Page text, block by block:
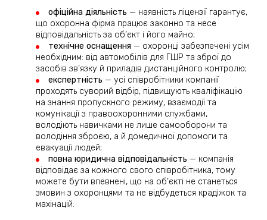
офіційна діяльність — наявність ліцензії гарантує,
що охоронна фірма працює законно та несе
відповідальність за об’єкт і його майно;
технічне оснащення — охоронці забезпечені усім
необхідним: від автомобілів для ГШР та зброї до
засобів зв’язку й приладів дистанційного контролю;
експертність — усі співробітники компанії
проходять суворий відбір, підвищують кваліфікацію
на знання пропускного режиму, взаємодії та
комунікації з правоохоронними службами,
володіють навичками не лише самооборони та
володіння зброєю, а й домедичної допомоги та
евакуації людей;
повна юридична відповідальність — компанія
відповідає за кожного свого співробітника, тому
можете бути впевнені, що на об’єкті не станеться
змовин з охоронцями та не відбудеться крадіжок та
махінацій.